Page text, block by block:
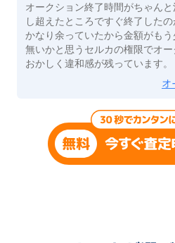
オークション終了時間がちゃん
し超えたところですぐ終了した
かなり余っていたから金額がも
無いかと思うセルカの権限でオ
おかしく違和感が残っています。
オ